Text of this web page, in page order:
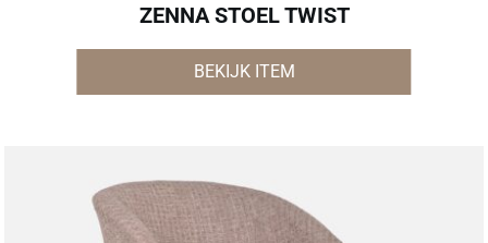
ZENNA STOEL TWIST
BEKIJK ITEM